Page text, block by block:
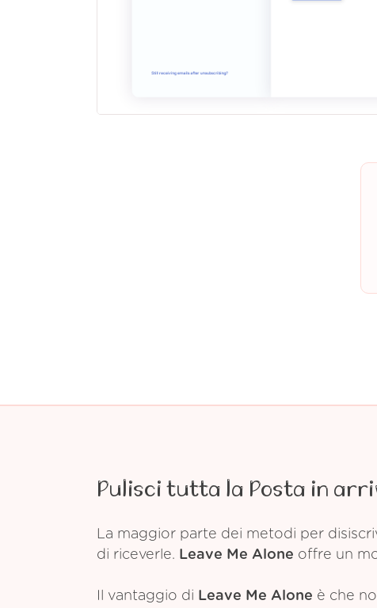
Pulisci tutta la Posta in
La maggior parte dei metodi per
di riceverle. Leave Me Alone offre un
Il vantaggio di Leave Me Alone è che